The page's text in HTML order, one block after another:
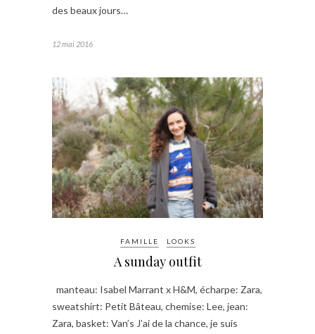
des beaux jours…
12 mai 2016
FAMILLE LOOKS
A sunday outfit
manteau: Isabel Marrant x H&M, écharpe: Zara,
sweatshirt: Petit Bâteau, chemise: Lee, jean:
Zara, basket: Van’s J’ai de la chance, je suis